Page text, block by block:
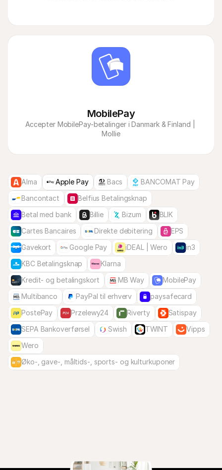
MobilePay
Accepter MobilePay-betalinger i Danmark & Finland |
Mollie
Alma Apple Pay Bacs
BANCOMAT Pay
Bancontact
Belfius Betalingsknap
Betal med bank
Billie Bizum
BLIK
Cartes Bancaires
Direkte debitering
EPS
Gavekort
Google Pay iDEAL | Wero
in3
KBC Betalingsknap
Klarna
Kredit- og betalingskort
MB Way
MobilePay
Multibanco
PayPal til erhverv
paysafecard
PostePay
Przelewy24 Riverty
Satispay
SEPA Bankoverførsel
Swish TWINT
Vipps
Wero
Øko-, gave-, måltids-, sports- og kulturkuponer